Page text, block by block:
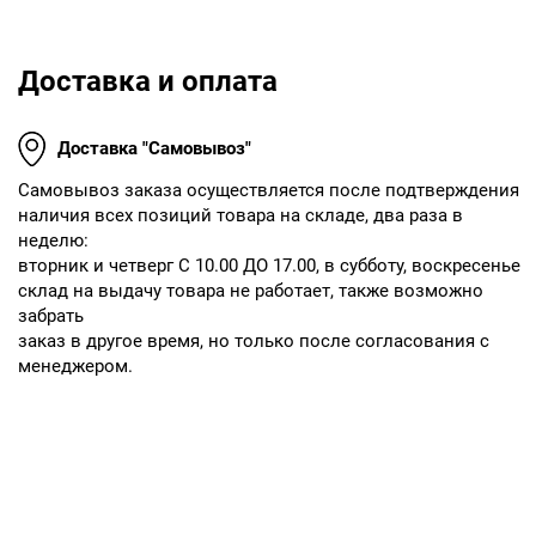
Доставка и оплата
Доставка "Самовывоз"
Cамовывоз заказа осуществляется после подтверждения
наличия всех позиций товара на складе, два раза в
неделю:
вторник и четверг С 10.00 ДО 17.00, в субботу, воскресенье
склад на выдачу товара не работает, также возможно
забрать
заказ в другое время, но только после согласования с
менеджером.